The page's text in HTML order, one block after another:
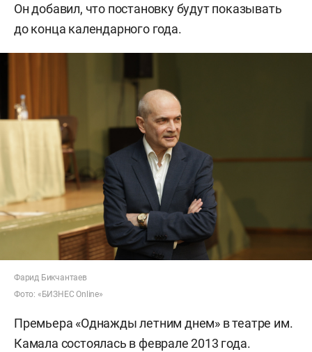
Он добавил, что постановку будут показывать
до конца календарного года.
Фарид Бикчантаев
Фото: «БИЗНЕС Online»
Премьера «Однажды летним днем» в театре им.
Камала состоялась в феврале 2013 года.